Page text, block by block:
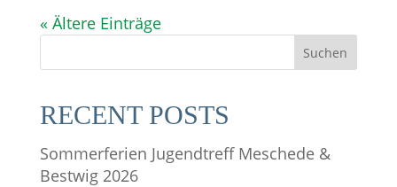
« Ältere Einträge
Suchen
RECENT POSTS
Sommerferien Jugendtreff Meschede &
Bestwig 2026